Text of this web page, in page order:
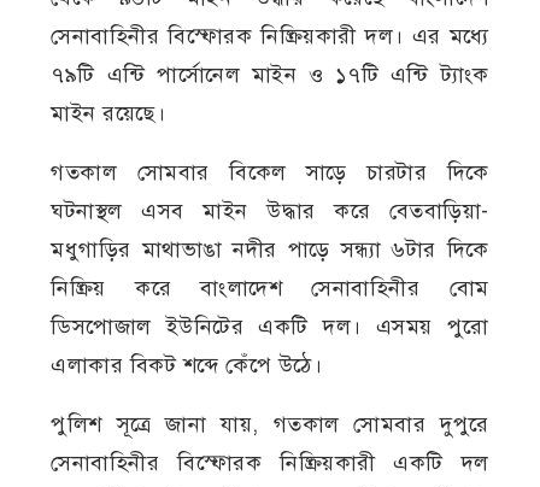
সেনাবাহিনীর বিস্ফোরক নিষ্ক্রিয়কারী দল। এর মধ্যে
৭৯টি এন্টি পার্সোনেল মাইন ও ১৭টি এন্টি ট্যাংক
মাইন রয়েছে।
গতকাল সোমবার বিকেল সাড়ে চারটার দিকে
ঘটনাস্থল এসব মাইন উদ্ধার করে বেতবাড়িয়া-
মধুগাড়ির মাথাভাঙা নদীর পাড়ে সন্ধ্যা ৬টার দিকে
নিষ্ক্রিয় করে বাংলাদেশ সেনাবাহিনীর বোম
ডিসপোজাল ইউনিটের একটি দল। এসময় পুরো
এলাকার বিকট শব্দে কেঁপে উঠে।
পুলিশ সূত্রে জানা যায়, গতকাল সোমবার দুপুরে
সেনাবাহিনীর বিস্ফোরক নিষ্ক্রিয়কারী একটি দল